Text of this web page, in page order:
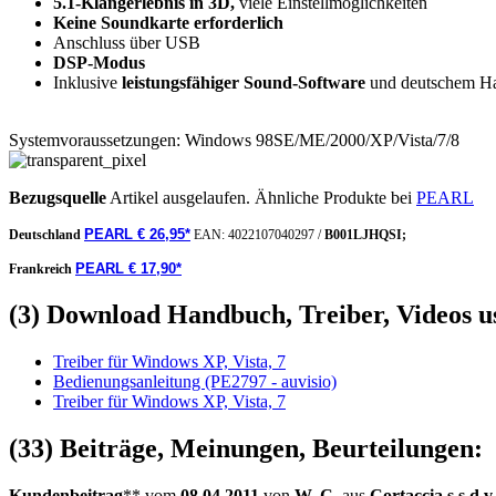
Keine Soundkarte erforderlich
Anschluss über USB
DSP-Modus
Inklusive leistungsfähiger Sound-Software und deutschem
Systemvoraussetzungen: Windows 98SE/ME/2000/XP/Vista/7/8
Bezugsquelle Artikel ausgelaufen. Ähnliche Produkte bei PEARL
Deutschland PEARL € 26,95* EAN: 4022107040297 /B001LJHQSI;
Frankreich PEARL € 17,90*
(3) Download Handbuch, Treiber, Videos
Treiber für Windows XP, Vista, 7
Bedienungsanleitung (PE2797 - auvisio)
Treiber für Windows XP, Vista, 7
(33) Beiträge, Meinungen, Beurteilungen: